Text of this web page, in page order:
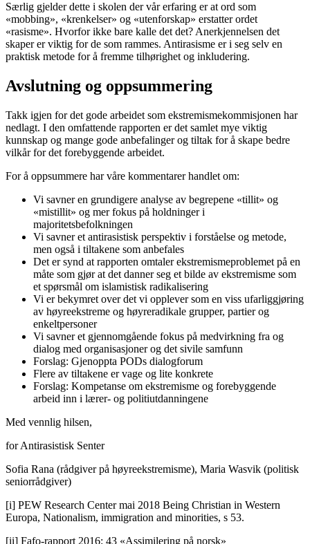
Særlig gjelder dette i skolen der vår erfaring er at ord som
«mobbing», «krenkelser» og «utenforskap» erstatter ordet
«rasisme». Hvorfor ikke bare kalle det det? Anerkjennelsen det
skaper er viktig for de som rammes. Antirasisme er i seg selv en
praktisk metode for å fremme tilhørighet og inkludering.
Avslutning og oppsummering
Takk igjen for det gode arbeidet som ekstremismekommisjonen har
nedlagt. I den omfattende rapporten er det samlet mye viktig
kunnskap og mange gode anbefalinger og tiltak for å skape bedre
vilkår for det forebyggende arbeidet.
For å oppsummere har våre kommentarer handlet om:
Vi savner en grundigere analyse av begrepene «tillit» og
«mistillit» og mer fokus på holdninger i
majoritetsbefolkningen
Vi savner et antirasistisk perspektiv i forståelse og metode,
men også i tiltakene som anbefales
Det er synd at rapporten omtaler ekstremismeproblemet på en
måte som gjør at det danner seg et bilde av ekstremisme som
et spørsmål om islamistisk radikalisering
Vi er bekymret over det vi opplever som en viss ufarliggjøring
av høyreekstreme og høyreradikale grupper, partier og
enkeltpersoner
Vi savner et gjennomgående fokus på medvirkning fra og
dialog med organisasjoner og det sivile samfunn
Forslag: Gjenoppta PODs dialogforum
Flere av tiltakene er vage og lite konkrete
Forslag: Kompetanse om ekstremisme og forebyggende
arbeid inn i lærer- og politiutdanningene
Med vennlig hilsen,
for Antirasistisk Senter
Sofia Rana (rådgiver på høyreekstremisme), Maria Wasvik (politisk
seniorrådgiver)
[i] PEW Research Center mai 2018 Being Christian in Western
Europa, Nationalism, immigration and minorities, s 53.
[ii] Fafo-rapport 2016: 43 «Assimilering på norsk»